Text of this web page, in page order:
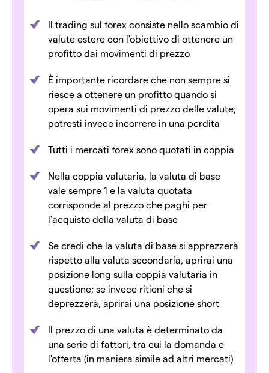
Il trading sul forex consiste nello scambio di
valute estere con l'obiettivo di ottenere un
profitto dai movimenti di prezzo
È importante ricordare che non sempre si
riesce a ottenere un profitto quando si
opera sui movimenti di prezzo delle valute;
potresti invece incorrere in una perdita
Tutti i mercati forex sono quotati in coppia
Nella coppia valutaria, la valuta di base
vale sempre 1 e la valuta quotata
corrisponde al prezzo che paghi per
l'acquisto della valuta di base
Se credi che la valuta di base si apprezzerà
rispetto alla valuta secondaria, aprirai una
posizione long sulla coppia valutaria in
questione; se invece ritieni che si
deprezzerà, aprirai una posizione short
Il prezzo di una valuta è determinato da
una serie di fattori, tra cui la domanda e
l'offerta (in maniera simile ad altri mercati)